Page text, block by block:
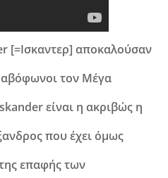
[=Ισκαντερ] αποκαλούσαν
τον Μέγα
είναι η ακριβώς η
που έχει όμως
επαφής των